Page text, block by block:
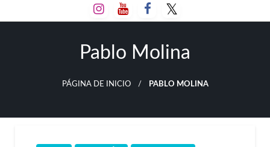
al
Pablo Molina
PÁGINA DE INICIO PABLO MOLINA